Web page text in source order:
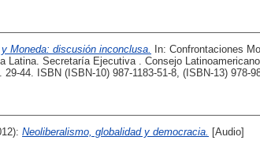
Moneda: discusión inconclusa.
In: Confrontaciones
Latina. Secretaría Ejecutiva . Consejo
44. ISBN (ISBN-10) 987-1183-51-8, (ISBN-13) 978-
Neoliberalismo, globalidad y democracia. [Audio]